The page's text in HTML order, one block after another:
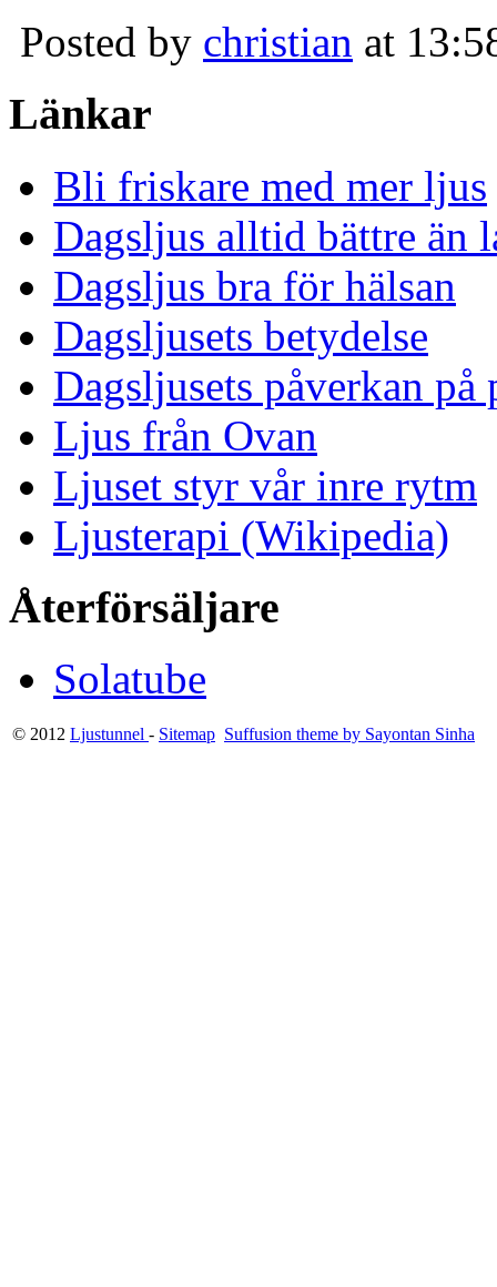
Posted by christian at
Länkar
Bli friskare med mer ljus
Dagsljus alltid bättre än
Dagsljus bra för hälsan
Dagsljusets betydelse
Dagsljusets påverkan på
Ljus från Ovan
Ljuset styr vår inre rytm
Ljusterapi (Wikipedia)
Återförsäljare
Solatube
© 2012 Ljustunnel - Sitemap Suffusion theme by Sayontan Sinha